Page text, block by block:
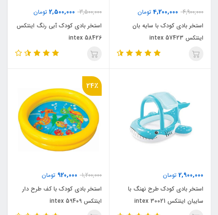
4,900,000
4,200,000تومان
استخر بادی کودک با سایه بان
اینتکس intex 57423
3,500,000
2,500,000 تومان
استخر بادی کودک آبی رنگ اینتکس
intex 58426
2,900,000 تومان
استخر بادی کودک طرح نهنگ با
سایبان اینتکس intex 30021
24٪
1,200,000
920,000 تومان
استخر بادی کودک با کف طرح دار
اینتکس intex 59409